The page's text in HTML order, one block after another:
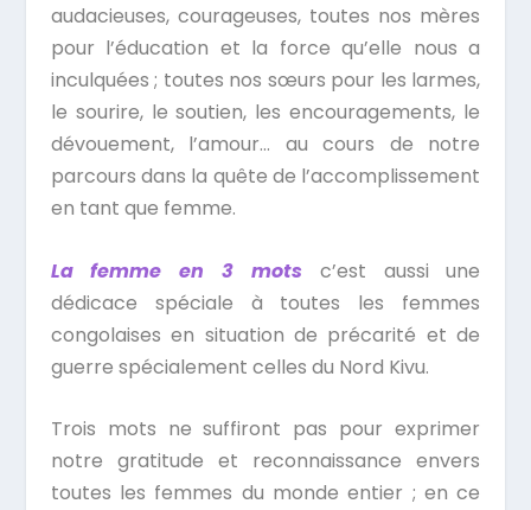
audacieuses, courageuses, toutes nos mères
pour l’éducation et la force qu’elle nous a
inculquées ; toutes nos sœurs pour les larmes,
le sourire, le soutien, les encouragements, le
dévouement, l’amour… au cours de notre
parcours dans la quête de l’accomplissement
en tant que femme.
La femme en 3 mots c’est aussi une
dédicace spéciale à toutes les femmes
congolaises en situation de précarité et de
guerre spécialement celles du Nord Kivu.
Trois mots ne suffiront pas pour exprimer
notre gratitude et reconnaissance envers
toutes les femmes du monde entier ; en ce